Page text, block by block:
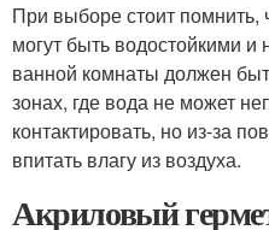
При выборе стоит помнить,
могут быть водостойкими и
ванной комнаты должен
зонах, где вода не может
контактировать, но из-за
впитать влагу из воздуха.
Акриловый